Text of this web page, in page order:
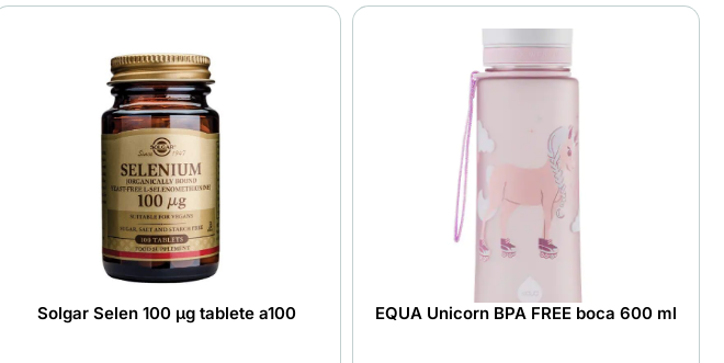
Solgar Selen 100 μg tablete a100 EQUA Unicorn BPA FREE boca 600 ml